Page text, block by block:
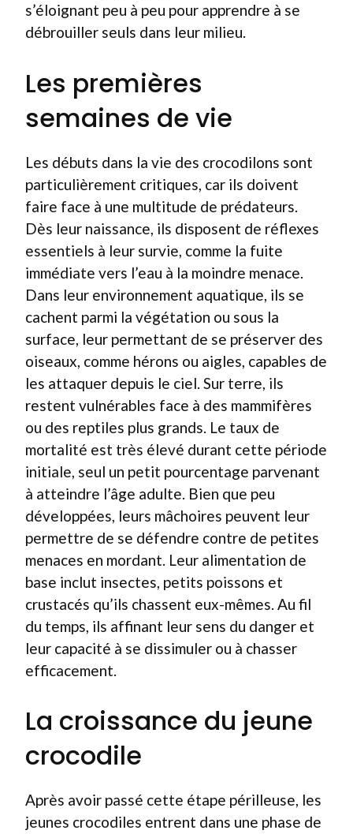
s’éloignant peu à peu pour apprendre à se
débrouiller seuls dans leur milieu.
Les premières
semaines de vie
Les débuts dans la vie des crocodilons sont
particulièrement critiques, car ils doivent
faire face à une multitude de prédateurs.
Dès leur naissance, ils disposent de réflexes
essentiels à leur survie, comme la fuite
immédiate vers l’eau à la moindre menace.
Dans leur environnement aquatique, ils se
cachent parmi la végétation ou sous la
surface, leur permettant de se préserver des
oiseaux, comme hérons ou aigles, capables de
les attaquer depuis le ciel. Sur terre, ils
restent vulnérables face à des mammifères
ou des reptiles plus grands. Le taux de
mortalité est très élevé durant cette période
initiale, seul un petit pourcentage parvenant
à atteindre l’âge adulte. Bien que peu
développées, leurs mâchoires peuvent leur
permettre de se défendre contre de petites
menaces en mordant. Leur alimentation de
base inclut insectes, petits poissons et
crustacés qu’ils chassent eux-mêmes. Au fil
du temps, ils affinant leur sens du danger et
leur capacité à se dissimuler ou à chasser
efficacement.
La croissance du jeune
crocodile
Après avoir passé cette étape périlleuse, les
jeunes crocodiles entrent dans une phase de